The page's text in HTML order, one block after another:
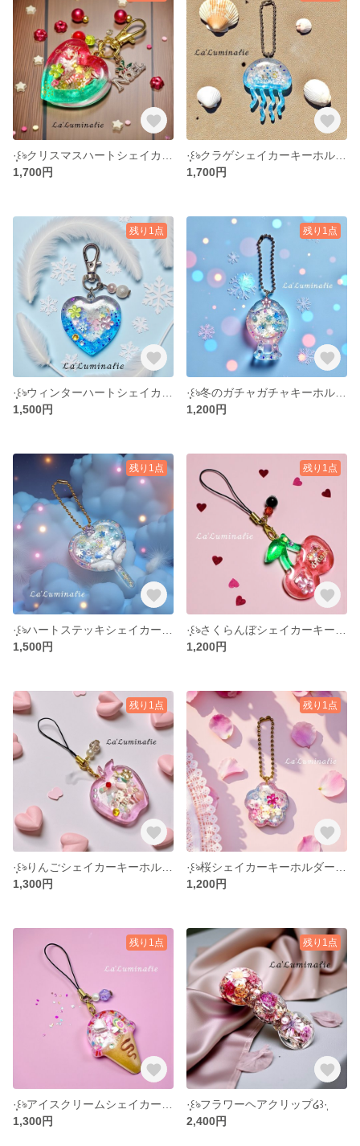
1,700円
1,700円
残り1点
1,500円
残り1点
1,200円
残り1点
1,500円
残り1点
1,200円
残り1点
1,300円
残り1点
1,200円
残り1点
1,300円
残り1点
·̩͙꒰ঌフラワーヘアクリップ໒꒱·̩͙
2,400円